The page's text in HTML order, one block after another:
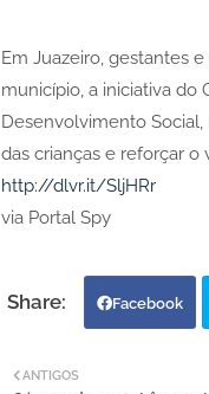
Em Juazeiro, gestantes
município, a iniciativa do
Desenvolvimento
das crianças e reforçar
http://dlvr.it/SljHRr
via Portal Spy
Facebook
ANTIGOS